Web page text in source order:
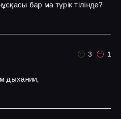
бар ма түрік тілінде?
3 1
дыхании,